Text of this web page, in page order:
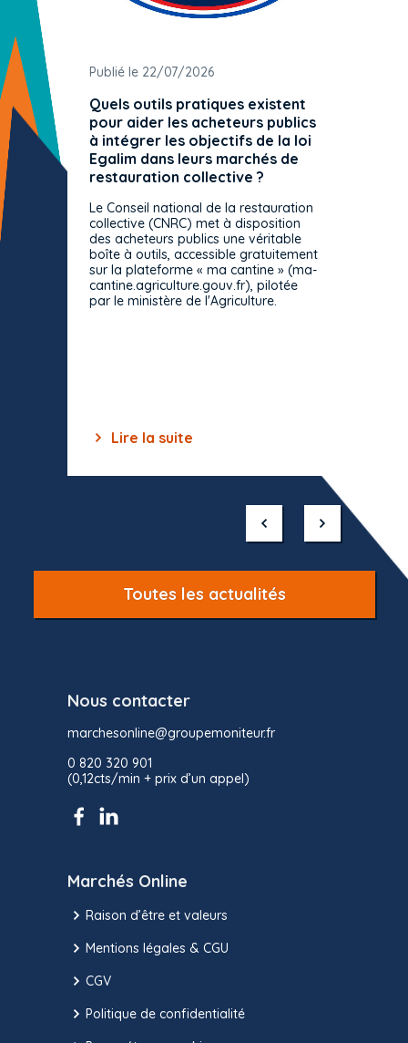
Publié le 22/07/2026
Quels outils pratiques existent
pour aider les acheteurs publics
à intégrer les objectifs de la loi
Egalim dans leurs marchés de
restauration collective ?
Le Conseil national de la restauration
collective (CNRC) met à disposition
des acheteurs publics une véritable
boîte à outils, accessible gratuitement
sur la plateforme « ma cantine » (ma-
cantine.agriculture.gouv.fr), pilotée
par le ministère de l'Agriculture.
Lire la suite
Toutes les actualités
Nous contacter
marchesonline@groupemoniteur.fr
0 820 320 901
(0,12cts/min + prix d’un appel)
Marchés Online
Raison d’être et valeurs
Mentions légales & CGU
CGV
Politique de confidentialité